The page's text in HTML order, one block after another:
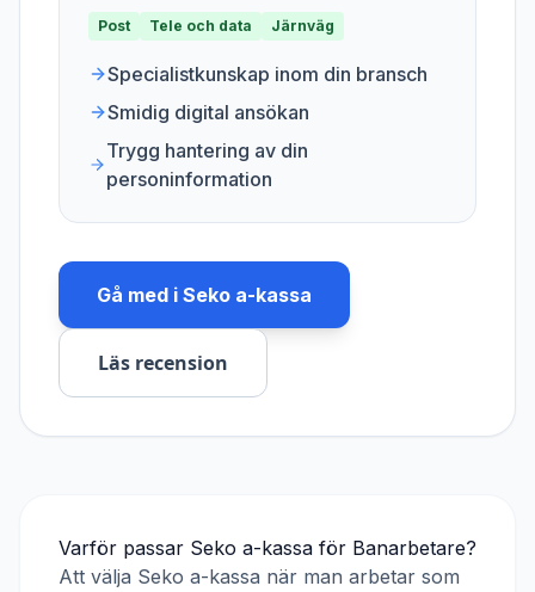
Post Tele och data Järnväg
Specialistkunskap inom din bransch
Smidig digital ansökan
Trygg hantering av din
personinformation
Gå med i Seko a-kassa
Läs recension
Varför passar Seko a-kassa för Banarbetare?
Att välja Seko a-kassa när man arbetar som